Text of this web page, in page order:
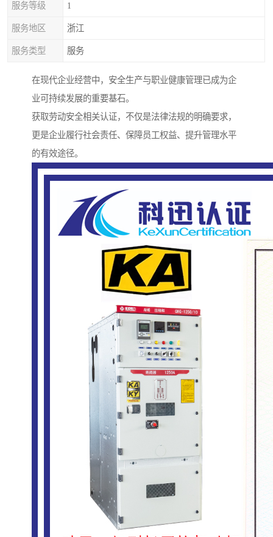
服务等级 1
服务地区 浙江
服务类型 服务
在现代企业经营中，安全生产与职业健康管理已成为企
业可持续发展的重要基石。
获取劳动安全相关认证，不仅是法律法规的明确要求，
更是企业履行社会责任、保障员工权益、提升管理水平
的有效途径。